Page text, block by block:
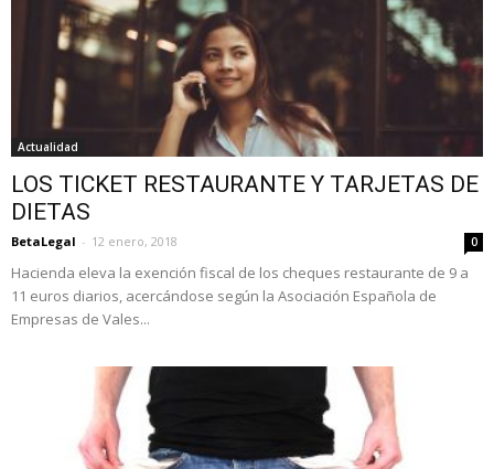
Actualidad
LOS TICKET RESTAURANTE Y TARJETAS DE
DIETAS
BetaLegal - 12 enero, 2018 0
Hacienda eleva la exención fiscal de los cheques restaurante de 9 a
11 euros diarios, acercándose según la Asociación Española de
Empresas de Vales...